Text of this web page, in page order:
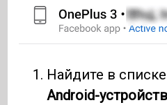
Найдите в
Android-